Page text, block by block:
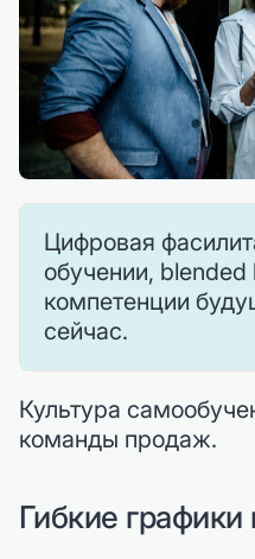
Цифровая
обучении,
компетенции
сейчас.
Культура
команды продаж.
Гибкие